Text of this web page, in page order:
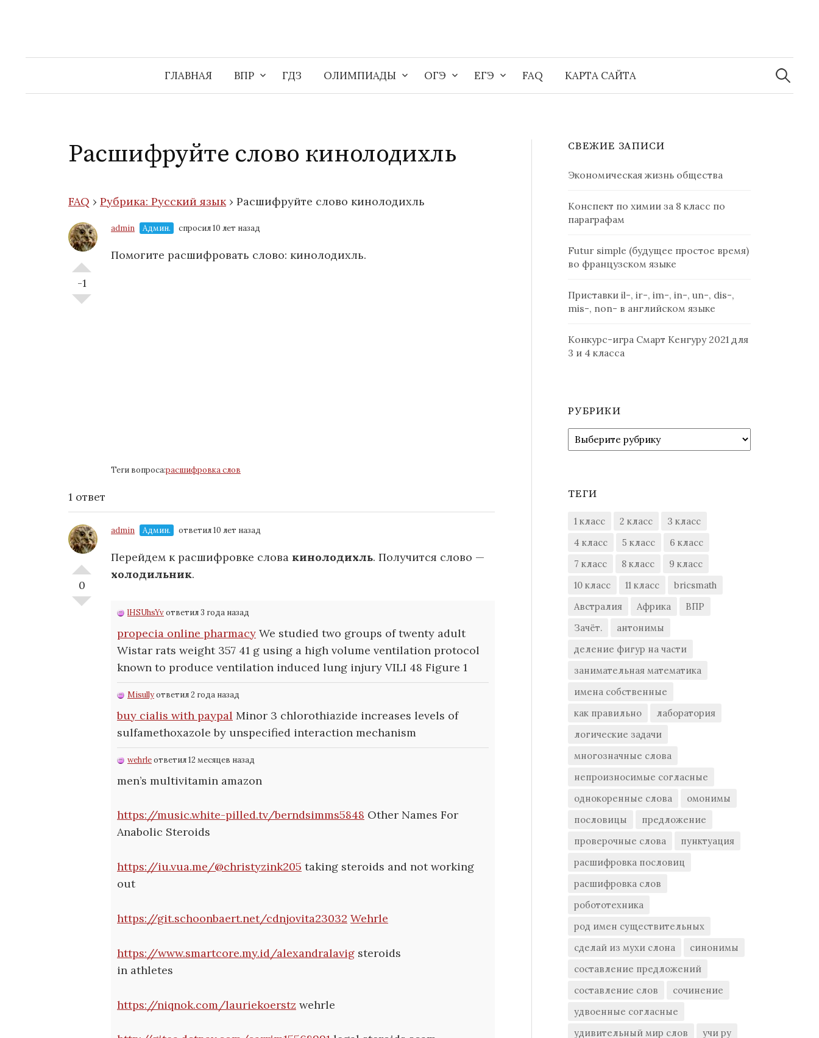
ГЛАВНАЯ ВПР ГДЗ ОЛИМПИАДЫ ОГЭ ЕГЭ FAQ КАРТА САЙТА
Найти:
Расшифруйте слово кинолодихль
FAQ › Рубрика: Русский язык› Расшифруйте слово кинолодихль
-1
admin Админ. спросил 10 лет назад
Помогите расшифровать слово: кинолодихль.
Теги вопроса:расшифровка слов
1 ответ
0
admin Админ. ответил 10 лет назад
Перейдем к расшифровке слова кинолодихль. Получится слово —
холодильник.
lHSUhsYvответил 3 года назад
propecia online pharmacy We studied two groups of twenty adult
Wistar rats weight 357 41 g using a high volume ventilation protocol
known to produce ventilation induced lung injury VILI 48 Figure 1
Misullyответил 2 года назад
buy cialis with paypal Minor 3 chlorothiazide increases levels of
sulfamethoxazole by unspecified interaction mechanism
wehrleответил 12 месяцев назад
men’s multivitamin amazon
https://music.white-pilled.tv/berndsimms5848 Other Names For
Anabolic Steroids
https://iu.vua.me/@christyzink205 taking steroids and not working
out
https://git.schoonbaert.net/cdnjovita23032 Wehrle
https://www.smartcore.my.id/alexandralavig steroids
in athletes
https://niqnok.com/lauriekoerstz wehrle
СВЕЖИЕ ЗАПИСИ
Экономическая жизнь общества
Конспект по химии за 8 класс по
параграфам
Futur simple (будущее простое время)
во французском языке
Приставки il-, ir-, im-, in-, un-, dis-,
mis-, non- в английском языке
Конкурс-игра Смарт Кенгуру 2021 для
3 и 4 класса
РУБРИКИ
Рубрики
ТЕГИ
1 класс 2 класс
3 класс
4 класс
5 класс
6 класс
7 класс
8 класс
9 класс
10 класс
11 класс
bricsmath
Австралия
Африка
ВПР
Зачёт.
антонимы
деление фигур на части
занимательная математика
имена собственные
как правильно
лаборатория
логические задачи
многозначные слова
непроизносимые согласные
однокоренные слова
омонимы
пословицы
предложение
проверочные слова
пунктуация
расшифровка пословиц
расшифровка слов
робототехника
род имен существительных
сделай из мухи слона
синонимы
составление предложений
составление слов
сочинение
удвоенные согласные
удивительный мир слов
учи ру